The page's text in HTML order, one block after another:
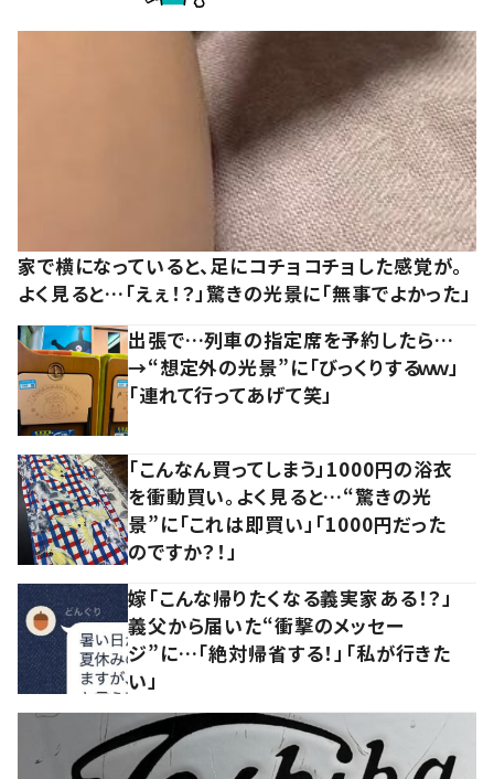
家で横になっていると、足にコチョコチョした感覚が。
よく見ると…「えぇ！？」驚きの光景に「無事でよかった」
出張で…列車の指定席を予約したら…
→“想定外の光景”に「びっくりするｗｗ」
「連れて行ってあげて笑」
「こんなん買ってしまう」1000円の浴衣
を衝動買い。よく見ると…“驚きの光
景”に「これは即買い」「1000円だった
のですか？！」
嫁「こんな帰りたくなる義実家ある！？」
義父から届いた“衝撃のメッセー
ジ”に…「絶対帰省する！」「私が行きた
い」